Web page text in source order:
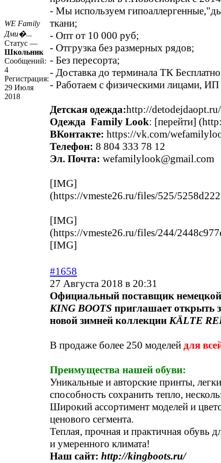
WE Family
Дми�...
Статус —
Школьник
Сообщений:
4
Регистрация:
29 Июля
2018
- Мы используем
ткани;
- Опт от 10 000 руб;
- Отгрузка без размерных рядов;
- Без пересорта;
- Доставка до терминала ТК
- Работаем с физическими лицами,
Детская одежда:http://detodejdaopt.ru/
Одежда Family Look: [перейти] (
ВКонтакте: https://vk.com/
Телефон: 8 804 333 78 12
Эл. Почта: wefamilylook@gmail.com
[IMG]
(https://vmeste26.ru/files/525/
[IMG]
(https://vmeste26.ru/files/244/
[IMG]
#1658
27 Августа 2018 в 20:31
Официальный поставщик
KING BOOTS приглашает открыть
новой зимней коллекции KÄLTE
В продаже более 250 моделей для
Преимущества нашей обуви:
Уникальные и авторские принты,
способность сохранить тепло,
Широкий ассортимент моделей и
ценового сегмента.
Теплая, прочная и практичная обувь
и умеренного климата!
Наш сайт: http://kingboots.ru/